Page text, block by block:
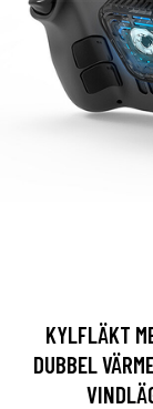
KYLFLÄKT
DUBBEL